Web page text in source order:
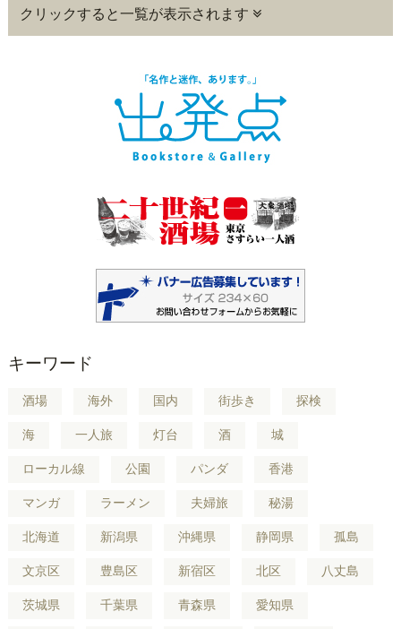
クリックすると一覧が表示されます
キーワード
酒場 海外 国内 街歩き 探検
海 一人旅 灯台 酒 城
ローカル線 公園 パンダ 香港
マンガ ラーメン 夫婦旅 秘湯
北海道 新潟県 沖縄県 静岡県 孤島
文京区 豊島区 新宿区 北区 八丈島
茨城県 千葉県 青森県 愛知県